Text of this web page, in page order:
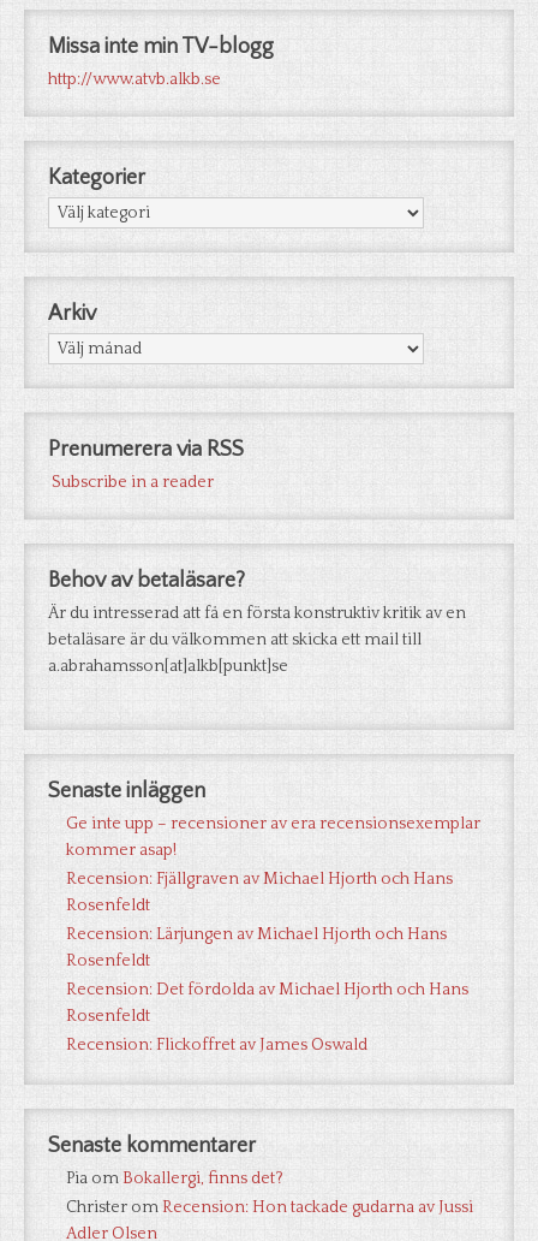
Missa inte min TV-blogg
http://www.atvb.alkb.se
Kategorier
Kategorier
Arkiv
Arkiv
Prenumerera via RSS
Subscribe in a reader
Behov av betaläsare?
Är du intresserad att få en första konstruktiv kritik av en
betaläsare är du välkommen att skicka ett mail till
a.abrahamsson[at]alkb[punkt]se
Senaste inläggen
Ge inte upp – recensioner av era recensionsexemplar
kommer asap!
Recension: Fjällgraven av Michael Hjorth och Hans
Rosenfeldt
Recension: Lärjungen av Michael Hjorth och Hans
Rosenfeldt
Recension: Det fördolda av Michael Hjorth och Hans
Rosenfeldt
Recension: Flickoffret av James Oswald
Senaste kommentarer
Pia omBokallergi, finns det?
Christer omRecension: Hon tackade gudarna av Jussi
Adler Olsen